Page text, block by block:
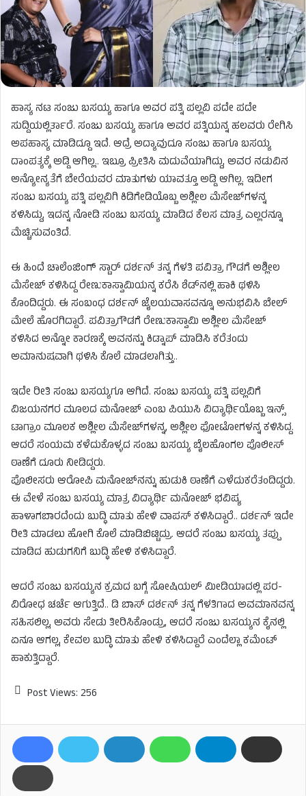
ಹಾಸ್ಯ ನಟ ಸಂಜು ಬಸಯ್ಯ ಹಾಗೂ ಅವರ ಪತ್ನಿ ಪಲ್ಲವಿ ಪದೇ ಪದೇ
ಸುದ್ದಿಯಲ್ಲಿರ್ತಾರೆ. ಸಂಜು ಬಸಯ್ಯ ಹಾಗೂ ಅವರ ಪತ್ನಿಯನ್ನ ಹಲವರು ರೇಗಿಸಿ
ಅಪಹಾಸ್ಯ ಮಾಡಿದ್ದೂ ಇದೆ. ಆದ್ರೆ ಅದ್ಯಾವುದೂ ಸಂಜು ಹಾಗೂ ಬಸಯ್ಯ
ದಾಂಪತ್ಯಕ್ಕೆ ಅಡ್ಡಿ ಆಗಿಲ್ಲ.. ಇಬ್ರೂ ಪ್ರೀತಿಸಿ ಮದುವೆಯಾಗಿದ್ದು, ಅವರ ನಡುವಿನ
ಅನ್ಯೋನ್ಯತೆಗೆ ಬೇರೆಯವರ ಮಾತುಗಳು ಯಾವತ್ತೂ ಅಡ್ಡಿ ಆಗಿಲ್ಲ. ಇದೀಗ
ಸಂಜು ಬಸಯ್ಯ ಪತ್ನಿ ಪಲ್ಲವಿಗಿ ಕಿಡಿಗೇಡಿಯೊಬ್ಬ ಅಶ್ಲೀಲ ಮೆಸೇಜ್​​ಗಳನ್ನ
ಕಳಿಸಿದ್ದು, ಇದನ್ನ ನೋಡಿ ಸಂಜು ಬಸಯ್ಯ ಮಾಡಿದ ಕೆಲಸ ಮಾತ್ರ ಎಲ್ಲರನ್ನೂ
ಮೆಚ್ಚಿಸುವಂತಿದೆ.
ಈ ಹಿಂದೆ ಚಾಲೆಂಜಿಂಗ್ ಸ್ಟಾರ್ ದರ್ಶನ್ ತನ್ನ ಗೆಳತಿ ಪವಿತ್ರಾ ಗೌಡಗೆ ಅಶ್ಲೀಲ
ಮೆಸೇಜ್ ಕಳಿಸಿದ್ದ ರೇಣುಕಾಸ್ವಾಮಿಯನ್ನ ಕರೆಸಿ ಶೆಡ್​​ನಲ್ಲಿ ಹಾಕಿ ಥಳಿಸಿ
ಕೊಂದಿದ್ದರು. ಈ ಸಂಬಂಧ ದರ್ಶನ್ ಜೈಲಯವಾಸವನ್ನೂ ಅನುಭವಿಸಿ ಬೇಲ್
ಮೇಲೆ ಹೊರಗಿದ್ದಾರೆ. ಪವಿತ್ರಾಗೌಡಗೆ ರೇಣುಕಾಸ್ವಾಮಿ ಅಶ್ಲೀಲ ಮೆಸೇಜ್
ಕಳಿಸಿದ ಅನ್ನೋ ಕಾರಣಕ್ಕೆ ಅವನನ್ನು ಕಿಡ್ನಾಪ್ ಮಾಡಿಸಿ ಕರೆತಂದು
ಅಮಾನುಷವಾಗಿ ಥಳಿಸಿ ಕೊಲೆ ಮಾಡಲಾಗಿತ್ತು..
ಇದೇ ರೀತಿ ಸಂಜು ಬಸಯ್ಯಗೂ ಆಗಿದೆ. ಸಂಜು ಬಸಯ್ಯ ಪತ್ನಿ ಪಲ್ಲವಿಗೆ
ವಿಜಯನಗರ ಮೂಲದ ಮನೋಜ್ ಎಂಬ ಪಿಯುಸಿ ವಿದ್ಯಾರ್ಥಿಯೊಬ್ಬ ಇನ್ಸ್​​
ಟಾಗ್ರಾಂ ಮೂಲಕ ಅಶ್ಲೀಲ ಮೆಸೇಜ್​​ಗಳನ್ನ, ಅಶ್ಲೀಲ ಫೋಟೋಗಳನ್ನ ಕಳಿಸಿದ್ದ.
ಆದರೆ ಸಂಯಮ ಕಳೆದುಕೊಳ್ಳದ ಸಂಜು ಬಸಯ್ಯ ಬೈಲಹೊಂಗಲ ಪೊಲೀಸ್
ಠಾಣೆಗೆ ದೂರು ನೀಡಿದ್ದರು.
ಪೊಲೀಸರು ಆರೋಪಿ ಮನೋಜ್​​​ನನ್ನು ಹುಡುಕಿ ಠಾಣೆಗೆ ಎಳೆದುಕರೆತಂದಿದ್ದರು.
ಈ ವೇಳೆ ಸಂಜು ಬಸಯ್ಯ ಮಾತ್ರ ವಿದ್ಯಾರ್ಥಿ ಮನೋಜ್ ಭವಿಷ್ಯ
ಹಾಳಾಗಬಾರದೆಂದು ಬುದ್ಧಿ ಮಾತು ಹೇಳಿ ವಾಪಸ್ ಕಳಿಸಿದ್ದಾರೆ.. ದರ್ಶನ್​ ಇದೇ
ರೀತಿ ಮಾಡಲು ಹೋಗಿ ಕೊಲೆ ಮಾಡಿಬಿಟ್ಟಿದ್ರು. ಆದರೆ ಸಂಜು ಬಸಯ್ಯ ತಪ್ಪು
ಮಾಡಿದ ಹುಡುಗನಿಗೆ ಬುದ್ಧಿ ಹೇಳಿ ಕಳಿಸಿದ್ದಾರೆ.
ಆದರೆ ಸಂಜು ಬಸಯ್ಯನ ಕ್ರಮದ ಬಗ್ಗೆ ಸೋಷಿಯಲ್ ಮೀಡಿಯಾದಲ್ಲಿ ಪರ-
ವಿರೋಧ ಚರ್ಚೆ ಆಗುತ್ತಿದೆ.. ಡಿ ಬಾಸ್ ದರ್ಶನ್ ತನ್ನ ಗೆಳತಿಗಾದ ಅವಮಾನವನ್ನ
ಸಹಿಸಲಿಲ್ಲ, ಅವರು ಸೇಡು ತೀರಿಸಿಕೊಂಡ್ರು, ಆದರೆ ಸಂಜು ಬಸಯ್ಯನ ಕೈನಲ್ಲಿ
ಏನೂ ಆಗಲ್ಲ, ಕೇವಲ ಬುದ್ಧಿ ಮಾತು ಹೇಳಿ ಕಳಿಸಿದ್ದಾರೆ ಎಂದೆಲ್ಲಾ ಕಮೆಂಟ್
ಹಾಕುತ್ತಿದ್ದಾರೆ.
Post Views: 256